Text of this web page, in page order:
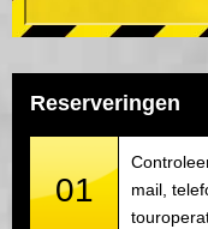
Reserveringen
01
mail,